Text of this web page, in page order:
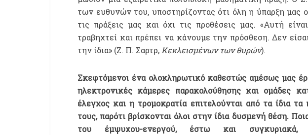
των ευθυνών του, υποστηρίζοντας ότι όλη η ύπαρξη μας
τις πράξεις μας και όχι τις προθέσεις μας. «Αυτή
τραβηχτεί και πρέπει να κάνουμε την πρόσθεση. Δεν
την ίδια» (Ζ. Π. Σαρτρ,Κεκλεισμένων των θυρών).
Σκεφτόμενοι ένα ολοκληρωτικό καθεστώς αμέσως μας
ηλεκτρονικές κάμερες παρακολούθησης και ομάδες
έλεγχος και η τρομοκρατία επιτελούνται από τα ίδια
τους, παρότι βρίσκονται όλοι στην ίδια δυσμενή θέση.
του έμψυχου-ενεργού, έστω και συγκυριακά,